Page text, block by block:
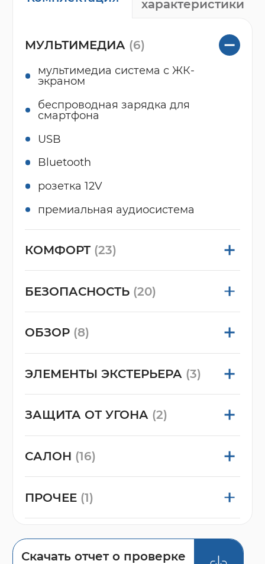
характеристики
МУЛЬТИМЕДИА (6)
мультимедиа система с ЖК-
экраном
беспроводная зарядка для
смартфона
USB
Bluetooth
розетка 12V
премиальная аудиосистема
КОМФОРТ (23)
БЕЗОПАСНОСТЬ (20)
ОБЗОР (8)
ЭЛЕМЕНТЫ ЭКСТЕРЬЕРА (3)
ЗАЩИТА ОТ УГОНА (2)
САЛОН (16)
ПРОЧЕЕ (1)
Скачать отчет о проверке